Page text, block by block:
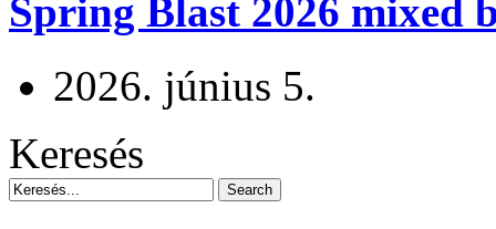
Spring Blast 2026 mixed
2026. június 5.
Keresés